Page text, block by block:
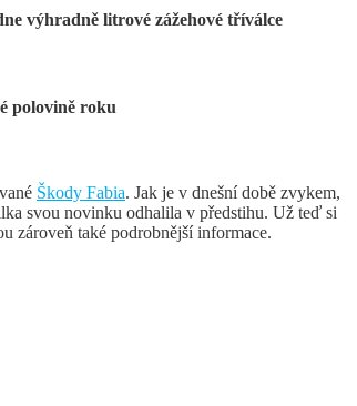
výhradně litrové zážehové tříválce
polovině roku
Škody Fabia. Jak je v dnešní době zvykem,
svou novinku odhalila v předstihu. Už teď si
zároveň také podrobnější informace.